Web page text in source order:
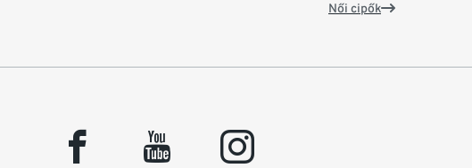
Női cipők
facebook youtube instagram